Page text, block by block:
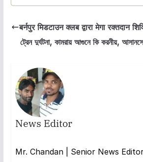
बर्नपुर मिडटाउन क्लब द्वारा मेगा रक्तदान
ট্রেন দুর্ঘটনা, কামরায় আগুনে কি করনীয়,
News Editor
Mr. Chandan | Senior News